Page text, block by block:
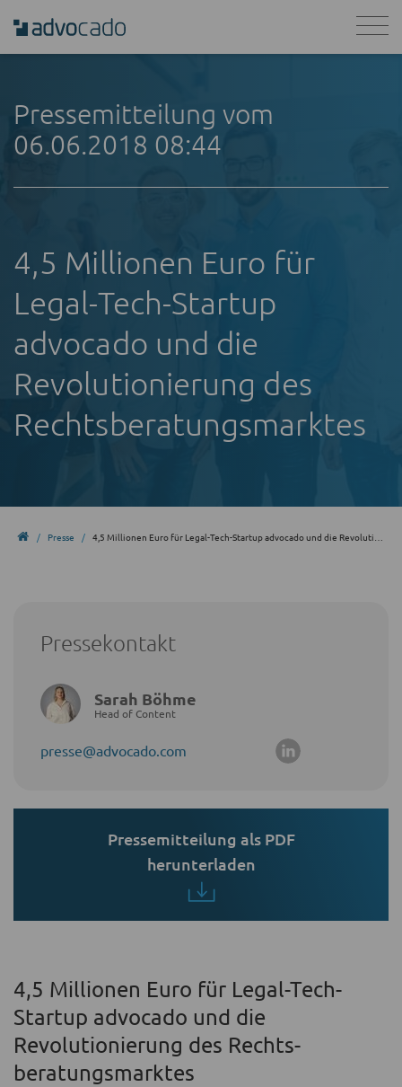
Pressemitteilung vom
06.06.2018 08:44
4,5 Millionen Euro für
Legal-Tech-Startup
advocado und die
Revolutionierung des
Rechts­beratungs­marktes
Presse 4,5 Millionen Euro für Legal-Tech-Startup advocado und die Revolutionierung des Rechts­beratungs­marktes
Pressekontakt
Sarah Böhme
Head of Content
presse@advocado.com
Pressemitteilung als PDF
herunterladen
4,5 Millionen Euro für Legal-Tech-
Startup advocado und die
Revolutionierung des Rechts­
beratungs­marktes